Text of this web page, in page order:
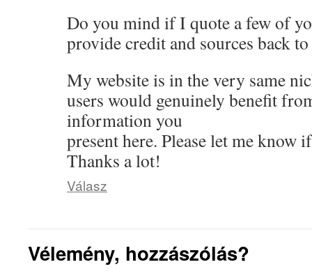
Do you mind if I quote a few of
provide credit and sources back
My website is in the very same
users would genuinely benefit
information you
present here. Please let me know
Thanks a lot!
Válasz
Vélemény, hozzászólás?